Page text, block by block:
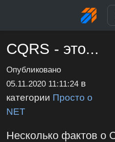
CQRS - это...
Опубликовано
05.11.2020 11:11:24 в
категории Просто о
NET
Несколько фактов о